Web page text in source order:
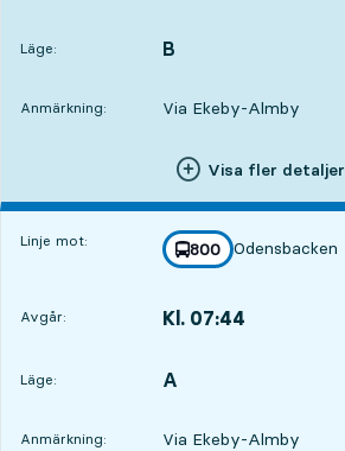
Läge:
LÄGE, B
,
Anmärkning: Via Ekeby-Almby
Visa fler detaljer
Linje mot: linje
800
mot
Odensbacken
,
Avgår: Kl. 07:44
Läge:
LÄGE, A
,
Anmärkning: Via Ekeby-Almby